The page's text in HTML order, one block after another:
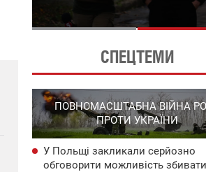
СПЕЦТЕМИ
ПОВНОМАСШТАБНА ВІЙНА
ПРОТИ УКРАЇНИ
У Польщі закликали серйозно
обговорити можливість збивати